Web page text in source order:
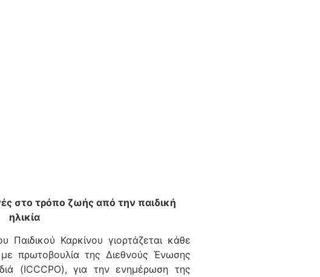
στο τρόπο ζωής από την παιδική
ηλικία
Καρκίνου γιορτάζεται κάθε
πρωτοβουλία της Διεθνούς Ένωσης
(ICCCPO), για την ενημέρωση της